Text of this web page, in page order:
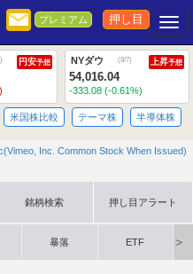
プレミアム 押し目
) 円安予想 NYダウ (8/7) 上昇予想
54,016.04
-333.08 (-0.61%)
米国株比較 テーマ株 半導体株
Inc. Common Stock When Issued)
銘柄検索 押し目アラート
暴落 ETF